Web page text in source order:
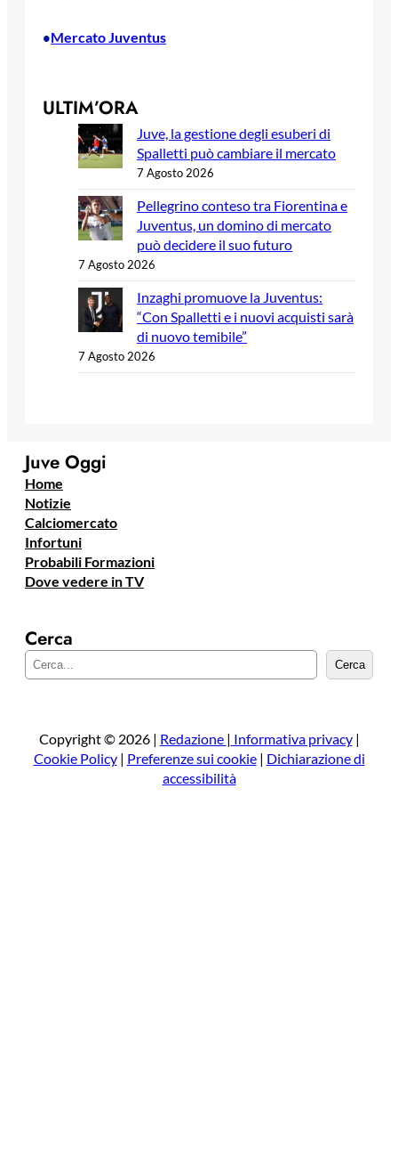
•Mercato Juventus
ULTIM’ORA
Juve, la gestione degli esuberi di
Spalletti può cambiare il mercato
7 Agosto 2026
Pellegrino conteso tra Fiorentina e
Juventus, un domino di mercato
può decidere il suo futuro
7 Agosto 2026
Inzaghi promuove la Juventus:
“Con Spalletti e i nuovi acquisti sarà
di nuovo temibile”
7 Agosto 2026
Juve Oggi
Home
Notizie
Calciomercato
Infortuni
Probabili Formazioni
Dove vedere in TV
Cerca
e
a
Cerca
Copyright © 2026 | Redazione | Informativa privacy|
Cookie Policy| Preferenze sui cookie| Dichiarazione di
accessibilità